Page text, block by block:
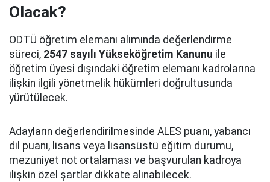
Olacak?
ODTÜ öğretim elemanı alımında değerlendirme
süreci, 2547 sayılı Yükseköğretim Kanunu ile
öğretim üyesi dışındaki öğretim elemanı kadrolarına
ilişkin ilgili yönetmelik hükümleri doğrultusunda
yürütülecek.
Adayların değerlendirilmesinde ALES puanı, yabancı
dil puanı, lisans veya lisansüstü eğitim durumu,
mezuniyet not ortalaması ve başvurulan kadroya
ilişkin özel şartlar dikkate alınabilecek.